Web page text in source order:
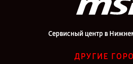
Сервисный центр в
ДРУГИЕ